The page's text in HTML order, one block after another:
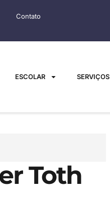
Contato
ESCOLAR SERVIÇOS
Toth